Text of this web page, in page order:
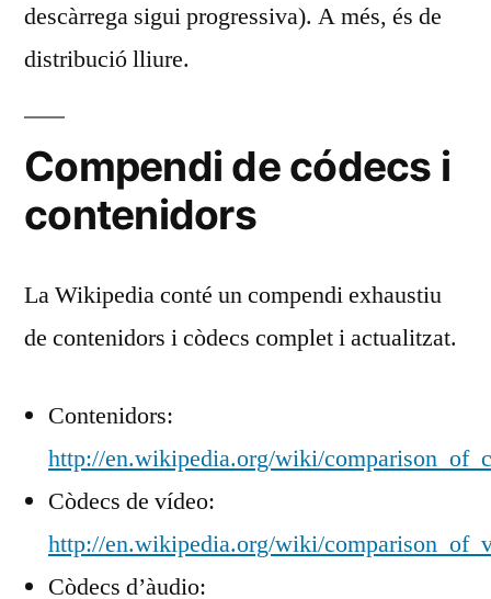
descàrrega sigui progressiva). A més, és de
distribució lliure.
Compendi de códecs i
contenidors
La Wikipedia conté un compendi exhaustiu
de contenidors i còdecs complet i actualitzat.
Contenidors:
http://en.wikipedia.org/wiki/
Còdecs de vídeo:
http://en.wikipedia.org/wiki/
Còdecs d’àudio: